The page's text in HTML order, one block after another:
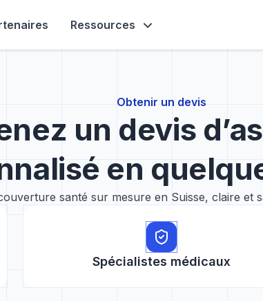
Ressources
Obtenir un devis
un devis
en
santé sur mesure en Suisse, claire et
Spécialistes médicaux